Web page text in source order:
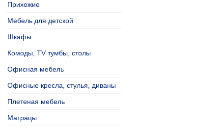
Прихожие
Мебель для детской
Шкафы
Комоды, TV тумбы, столы
Офисная мебель
Офисные кресла, стулья, диваны
Плетеная мебель
Матрацы